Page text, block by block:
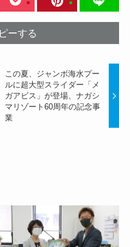
ーする
この夏、ジャンボ海水プー
ルに超大型スライダー「メ
ガアビス」が登場、ナガシ
マリゾート60周年の記念事
業